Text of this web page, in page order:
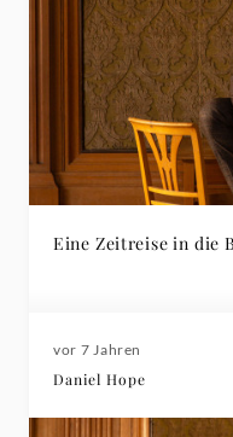
Eine Zeitreise in die
vor 7 Jahren
Daniel Hope